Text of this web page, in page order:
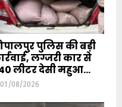
पुलिस की बड़ी
लग्जरी कार से
लीटर देसी महुआ...
01/08/2026